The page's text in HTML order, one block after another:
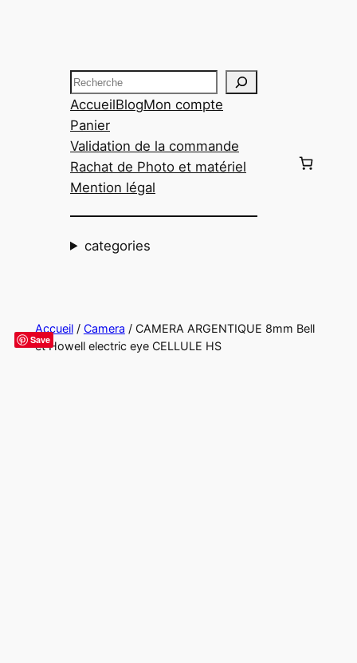
Recherche
AccueilBlogMon compte
Panier
Validation de la commande
Rachat de Photo et matériel
Mention légal
categories
Save
Accueil/ Camera / CAMERA ARGENTIQUE 8mm Bell
et Howell electric eye CELLULE HS